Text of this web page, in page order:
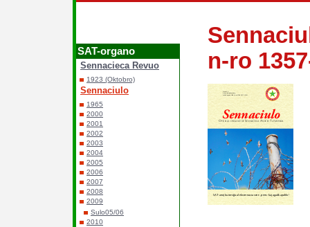
SAT-organo
Sennacieca Revuo
1923 (Oktobro)
Sennaciulo
1965
2000
2001
2002
2003
2004
2005
2006
2007
2008
2009
Sulo05/06
2010
n-ro